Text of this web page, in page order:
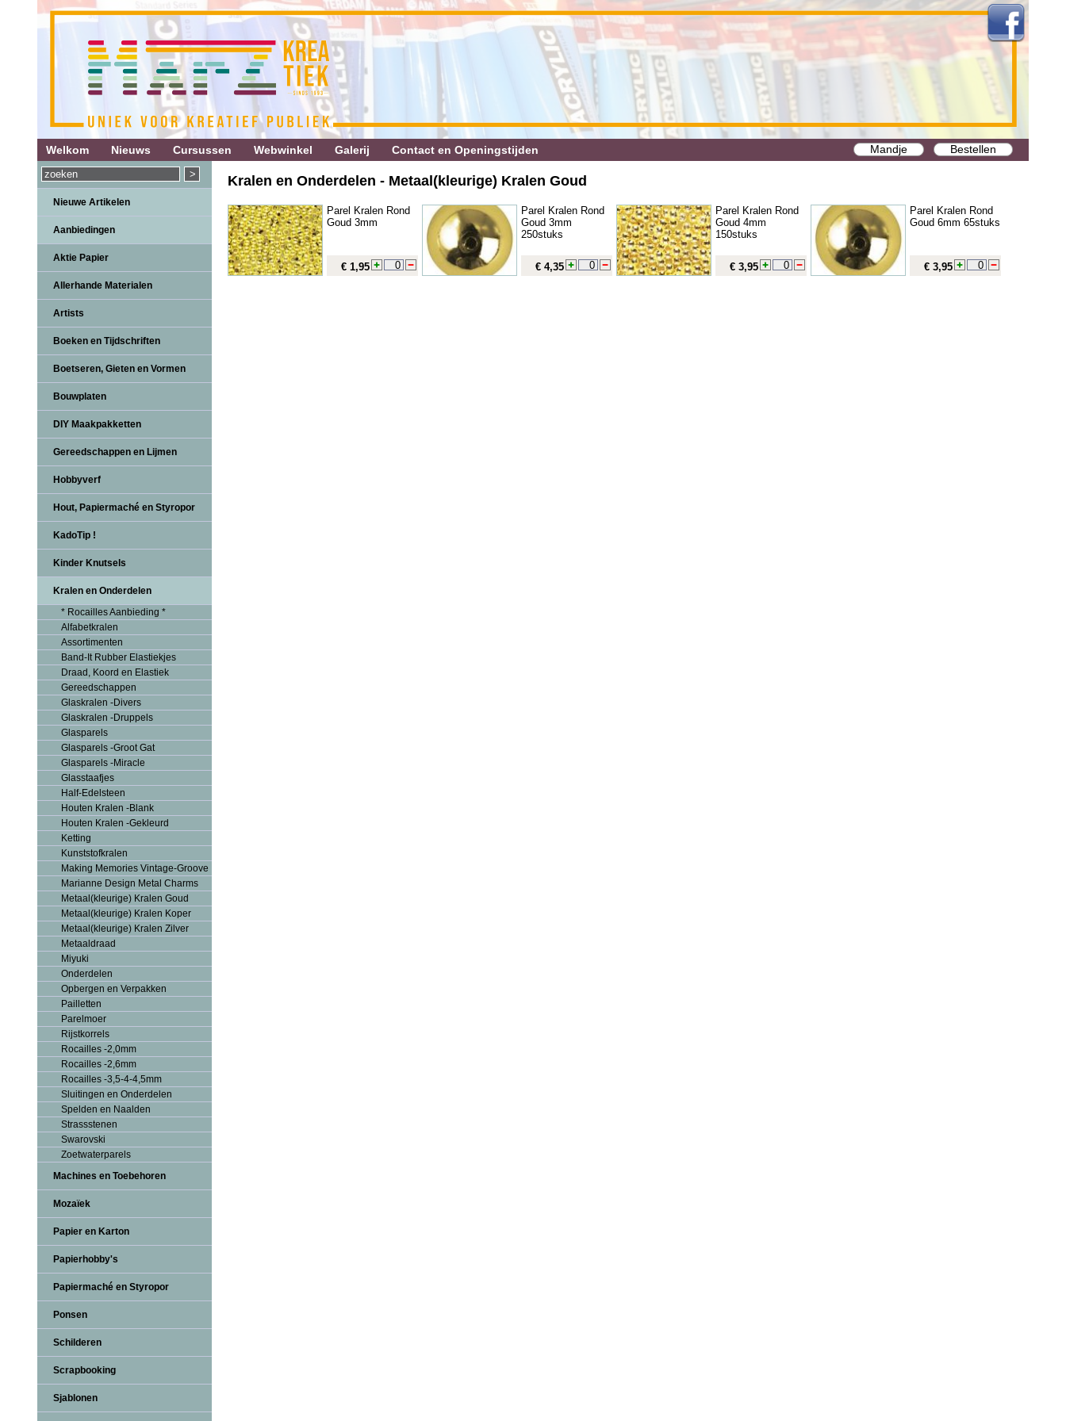
Welkom Nieuws Cursussen Webwinkel Galerij Contact en Openingstijden Mandje Bestellen
Nieuwe Artikelen
Aanbiedingen
Aktie Papier
Allerhande Materialen
Artists
Boeken en Tijdschriften
Boetseren, Gieten en Vormen
Bouwplaten
DIY Maakpakketten
Gereedschappen en Lijmen
Hobbyverf
Hout, Papiermaché en Styropor
KadoTip !
Kinder Knutsels
Kralen en Onderdelen
* Rocailles Aanbieding *
Alfabetkralen
Assortimenten
Band-It Rubber Elastiekjes
Draad, Koord en Elastiek
Gereedschappen
Glaskralen -Divers
Glaskralen -Druppels
Glasparels
Glasparels -Groot Gat
Glasparels -Miracle
Glasstaafjes
Half-Edelsteen
Houten Kralen -Blank
Houten Kralen -Gekleurd
Ketting
Kunststofkralen
Making Memories Vintage-Groove
Marianne Design Metal Charms
Metaal(kleurige) Kralen Goud
Metaal(kleurige) Kralen Koper
Metaal(kleurige) Kralen Zilver
Metaaldraad
Miyuki
Onderdelen
Opbergen en Verpakken
Pailletten
Parelmoer
Rijstkorrels
Rocailles -2,0mm
Rocailles -2,6mm
Rocailles -3,5-4-4,5mm
Sluitingen en Onderdelen
Spelden en Naalden
Strassstenen
Swarovski
Zoetwaterparels
Machines en Toebehoren
Mozaïek
Papier en Karton
Papierhobby's
Papiermaché en Styropor
Ponsen
Schilderen
Scrapbooking
Sjablonen
Kralen en Onderdelen - Metaal(kleurige) Kralen Goud
Parel Kralen Rond
Goud 3mm
€ 1,95
Parel Kralen Rond
Goud 3mm
250stuks
€ 4,35
Parel Kralen Rond
Goud 4mm
150stuks
€ 3,95
Parel Kralen Rond
Goud 6mm 65stuks
€ 3,95